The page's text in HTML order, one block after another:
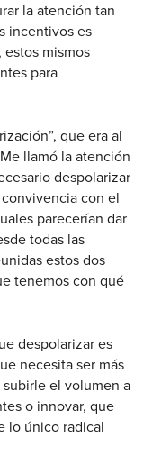
la atención tan
incentivos es
mismos
para
que era al
llamó la atención
despolarizar
con el
parecerían dar
todas las
estos dos
tenemos con qué
despolarizar es
necesita ser más
el volumen a
o innovar, que
lo único radical